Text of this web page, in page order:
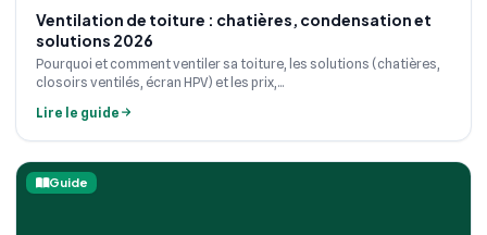
Ventilation de toiture : chatières, condensation et
solutions 2026
Pourquoi et comment ventiler sa toiture, les solutions (chatières,
closoirs ventilés, écran HPV) et les prix,...
Lire le guide
Guide